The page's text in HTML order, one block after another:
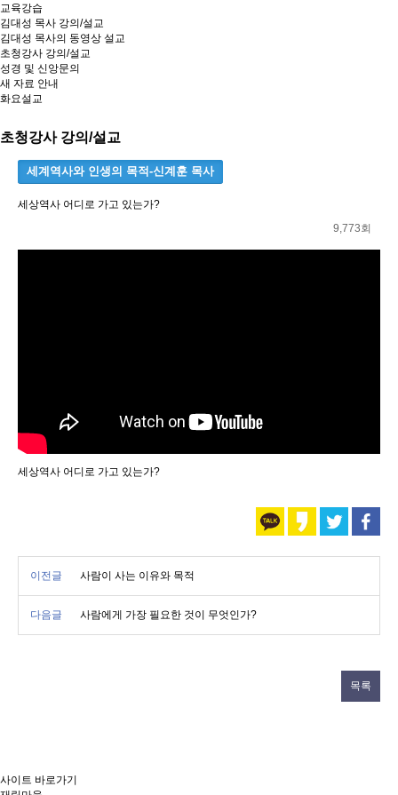
교육강습
김대성 목사 강의/설교
김대성 목사의 동영상 설교
초청강사 강의/설교
성경 및 신앙문의
새 자료 안내
화요설교
초청강사 강의/설교
세계역사와 인생의 목적-신계훈 목사
세상역사 어디로 가고 있는가?
9,773회
세상역사 어디로 가고 있는가?
이전글 사람이 사는 이유와 목적
다음글 사람에게 가장 필요한 것이 무엇인가?
목록
사이트 바로가기